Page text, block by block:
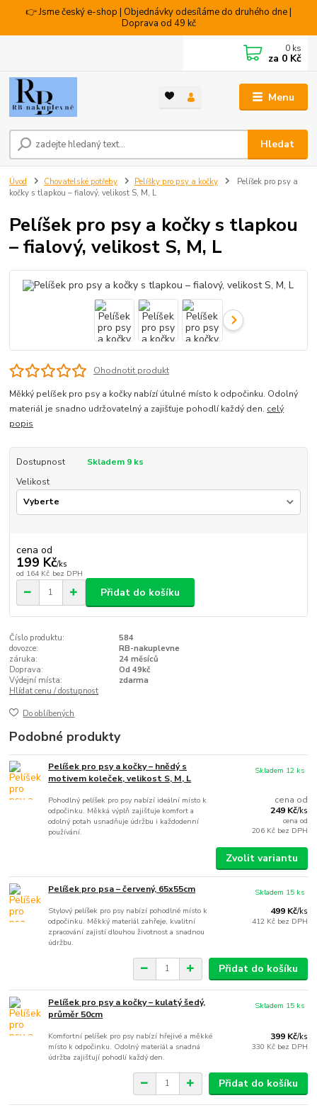
👉 Jsme český e-shop | Objednávky odesíláme do druhého dne |
Doprava od 49 kč
Menu
Hledat
0 ks
za 0 Kč
Úvod Chovatelské potřeby Pelíšky pro psy a kočky
Pelíšek pro psy a
kočky s tlapkou – fialový, velikost S, M, L
Pelíšek pro psy a kočky s tlapkou
– fialový, velikost S, M, L
Ohodnotit produkt
Měkký pelíšek pro psy a kočky nabízí útulné místo k odpočinku. Odolný
materiál je snadno udržovatelný a zajišťuje pohodlí každý den. celý
popis
Dostupnost
Skladem 9 ks
Velikost
cena od
199 Kč/ks
od 164 Kč bez DPH
Přidat do košíku
Číslo produktu:
584
dovozce:
RB-nakuplevne
záruka:
24 měsíců
Doprava:
Od 49kč
Výdejní místa:
zdarma
Hlídat cenu / dostupnost
Do oblíbených
Podobné produkty
Pelíšek pro psy a kočky – hnědý s
motivem koleček, velikost S, M, L
Pohodlný pelíšek pro psy nabízí ideální místo k
odpočinku. Měkká výplň zajišťuje komfort a
odolný potah usnadňuje údržbu i každodenní
používání.
cena od
249 Kč/ks
cena od
206 Kč bez DPH
Skladem 12 ks
Zvolit variantu
Pelíšek pro psa – červený, 65x55cm
Stylový pelíšek pro psy nabízí pohodlné místo k
odpočinku. Měkký materiál zahřeje, kvalitní
zpracování zajistí dlouhou životnost a snadnou
údržbu.
499 Kč/ks
412 Kč bez DPH
Skladem 15 ks
Přidat do košíku
Pelíšek pro psy a kočky – kulatý šedý,
průměr 50cm
Komfortní pelíšek pro psy nabízí hřejivé a měkké
místo k odpočinku. Odolný materiál a snadná
údržba zajišťují pohodlí každý den.
399 Kč/ks
330 Kč bez DPH
Skladem 15 ks
Přidat do košíku